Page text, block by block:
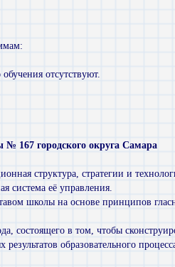
отсутствуют.
167 городского округа Самара
структура, стратегии и
система её управления.
школы на основе принципов
состоящего в том, чтобы
образовательного